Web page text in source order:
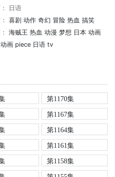
日语
：喜剧 动作 奇幻 冒险 热血 搞笑
：海贼王 热血 动漫 梦想 日本 动画
画 piece 日语 tv
第1170集
第1167集
第1164集
第1161集
第1158集